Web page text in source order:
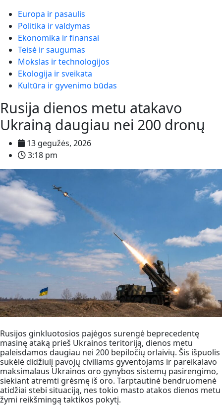
Europa ir pasaulis
Politika ir valdymas
Ekonomika ir finansai
Teisė ir saugumas
Mokslas ir technologijos
Ekologija ir sveikata
Kultūra ir gyvenimo būdas
Rusija dienos metu atakavo
Ukrainą daugiau nei 200 dronų
13 gegužės, 2026
3:18 pm
Rusijos ginkluotosios pajėgos surengė beprecedentę
masinę ataką prieš Ukrainos teritoriją, dienos metu
paleisdamos daugiau nei 200 bepiločių orlaivių. Šis išpuolis
sukėlė didžiulį pavojų civiliams gyventojams ir pareikalavo
maksimalaus Ukrainos oro gynybos sistemų pasirengimo,
siekiant atremti grėsmę iš oro. Tarptautinė bendruomenė
atidžiai stebi situaciją, nes tokio masto atakos dienos metu
žymi reikšmingą taktikos pokytį.